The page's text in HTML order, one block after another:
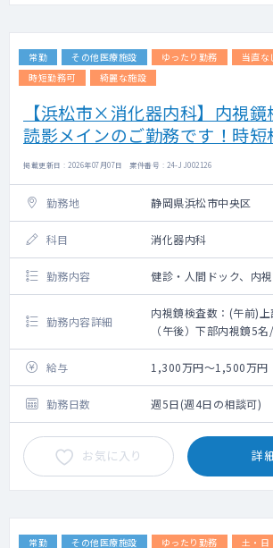
常勤 その他医療施設 ゆったり勤務 当直な
時短勤務可
綺麗な施設
【浜松市×消化器内科】内視鏡
読影メインのご勤務です！時短
掲載更新日 : 2026年07月07日 案件番号 : 24-JJ002126
勤務地 静岡県浜松市中央区
科目 消化器内科
勤務内容 健診・人間ドック、内
勤務内容詳細
内視鏡検査数：(午前)
（午後）下部内視鏡5名
消化器内科(消化器内視
読影がメイン業務となり
※消化器内視鏡専門医
門医をお持ちの医師に限
給与 1,300万円～1,500万円
勤務日数 週5日(週4日の相談可)
お気に入り 詳
常勤 その他医療施設 ゆったり勤務
土・日